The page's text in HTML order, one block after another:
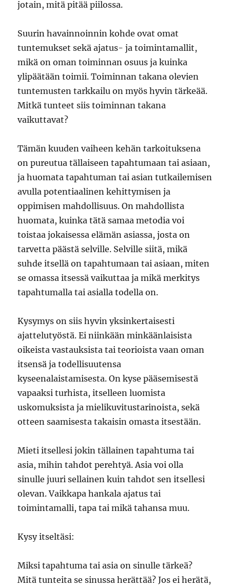
jotain, mitä pitää piilossa.
Suurin havainnoinnin kohde ovat omat
tuntemukset sekä ajatus- ja toimintamallit,
mikä on oman toiminnan osuus ja kuinka
ylipäätään toimii. Toiminnan takana olevien
tuntemusten tarkkailu on myös hyvin tärkeää.
Mitkä tunteet siis toiminnan takana
vaikuttavat?
Tämän kuuden vaiheen kehän tarkoituksena
on pureutua tällaiseen tapahtumaan tai asiaan,
ja huomata tapahtuman tai asian tutkailemisen
avulla potentiaalinen kehittymisen ja
oppimisen mahdollisuus. On mahdollista
huomata, kuinka tätä samaa metodia voi
toistaa jokaisessa elämän asiassa, josta on
tarvetta päästä selville. Selville siitä, mikä
suhde itsellä on tapahtumaan tai asiaan, miten
se omassa itsessä vaikuttaa ja mikä merkitys
tapahtumalla tai asialla todella on.
Kysymys on siis hyvin yksinkertaisesti
ajattelutyöstä. Ei niinkään minkäänlaisista
oikeista vastauksista tai teorioista vaan oman
itsensä ja todellisuutensa
kyseenalaistamisesta. On kyse pääsemisestä
vapaaksi turhista, itselleen luomista
uskomuksista ja mielikuvitustarinoista, sekä
otteen saamisesta takaisin omasta itsestään.
Mieti itsellesi jokin tällainen tapahtuma tai
asia, mihin tahdot perehtyä. Asia voi olla
sinulle juuri sellainen kuin tahdot sen itsellesi
olevan. Vaikkapa hankala ajatus tai
toimintamalli, tapa tai mikä tahansa muu.
Kysy itseltäsi:
Miksi tapahtuma tai asia on sinulle tärkeä?
Mitä tunteita se sinussa herättää? Jos ei herätä,